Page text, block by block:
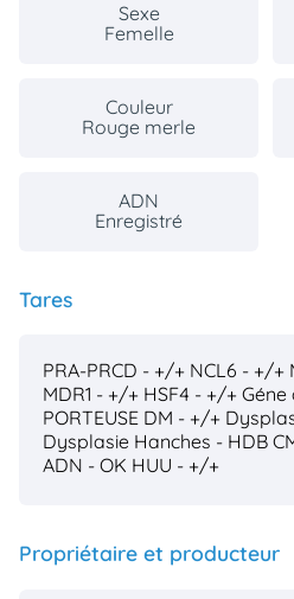
Sexe
Femelle
Couleur
Rouge merle
ADN
Enregistré
Tares
PRA-PRCD - +/+ NCL6 - +/+
MDR1 - +/+ HSF4 - +/+ Géne
PORTEUSE DM - +/+
Dysplasie Hanches - HDB
ADN - OK HUU - +/+
Propriétaire et producteur